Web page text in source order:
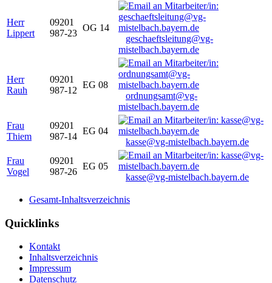
Herr
Lippert
09201
987-23
OG 14
geschaeftsleitung@vg-
mistelbach.bayern.de
Herr
Rauh
09201
987-12
EG 08
ordnungsamt@vg-
mistelbach.bayern.de
Frau
Thiem
09201
987-14
EG 04
kasse@vg-mistelbach.bayern.de
Frau
Vogel
09201
987-26
EG 05
kasse@vg-mistelbach.bayern.de
Gesamt-Inhaltsverzeichnis
Quicklinks
Kontakt
Inhaltsverzeichnis
Impressum
Datenschutz